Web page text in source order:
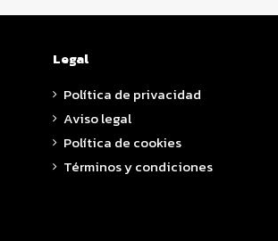
Legal
Política de privacidad
Aviso legal
Política de cookies
Términos y condiciones